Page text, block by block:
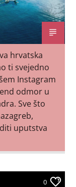
hrvatska
ti svejedno
Instagram
odmor u
Sve što
uputstva
0